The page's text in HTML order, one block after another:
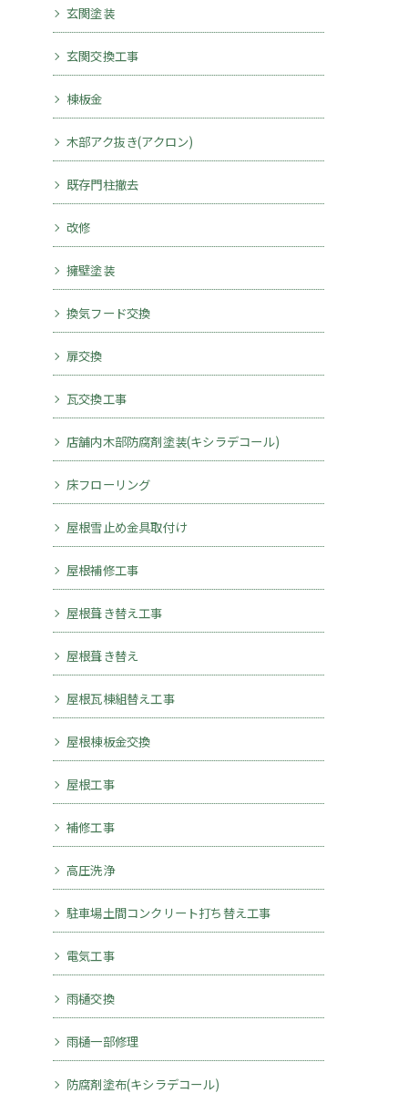
玄関塗装
玄関交換工事
棟板金
木部アク抜き(アクロン)
既存門柱撤去
改修
擁壁塗装
換気フード交換
扉交換
瓦交換工事
店舗内木部防腐剤塗装(キシラデコール)
床フローリング
屋根雪止め金具取付け
屋根補修工事
屋根葺き替え工事
屋根葺き替え
屋根瓦棟組替え工事
屋根棟板金交換
屋根工事
補修工事
高圧洗浄
駐車場土間コンクリート打ち替え工事
電気工事
雨樋交換
雨樋一部修理
防腐剤塗布(キシラデコール)